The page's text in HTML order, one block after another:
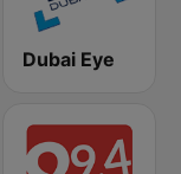
Dubai Eye